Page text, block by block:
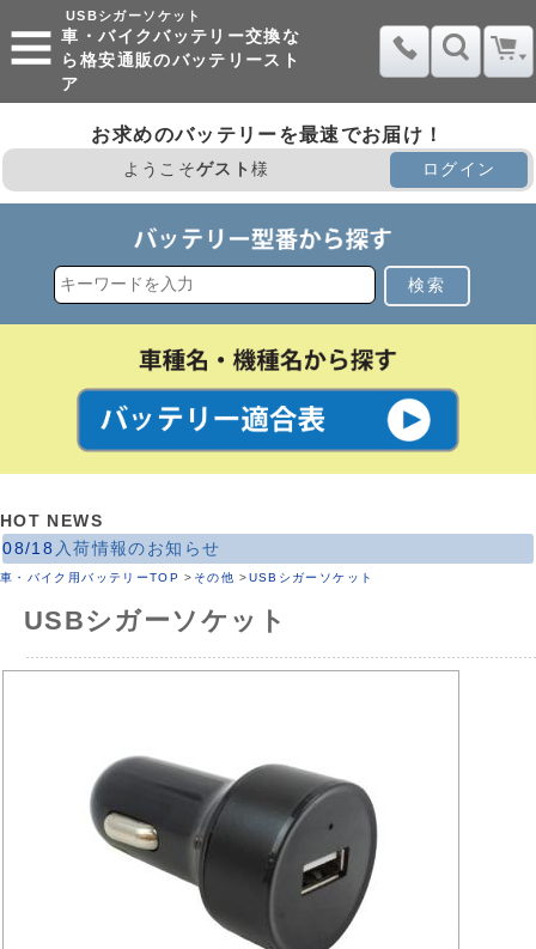
USBシガーソケット
車・バイクバッテリー交換な
ら格安通販のバッテリースト
ア
お求めのバッテリーを最速でお届け！
ようこそゲスト様 ログイン
検索
HOT NEWS
08/18 入荷情報のお知らせ
車・バイク用バッテリーTOP > その他 >USBシガーソケット
USBシガーソケット